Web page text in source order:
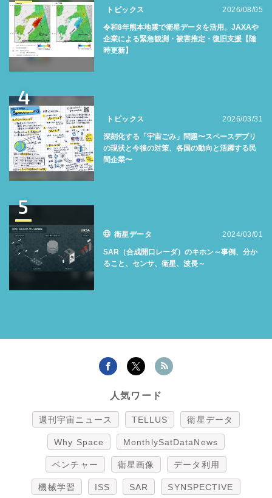
トピックス 2026/08/05
令和8年熊本地震で衛星データを活用。JAXAや
企業による緊急観測・被害推定・復旧支援【随
時更新】
4
トピックス 2026/03/31
深刻化する「宇宙ごみ」問題〜スペースデブリ
の現状と今後の対策、各国の動向と活躍する民
間企業〜
5
衛星データ 2024/03/01
SAR（合成開口レーダ）のキホン～事例、分か
ること、センサ、衛星、波長～
人気ワード
週刊宇宙ニュース TELLUS 衛星データ
Why Space MonthlySatDataNews
ベンチャー 衛星画像 データ利用
機械学習 ISS SAR SYNSPECTIVE